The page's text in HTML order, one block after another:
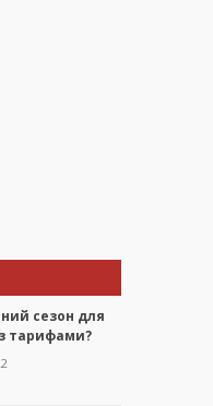
сезон для
тарифами?